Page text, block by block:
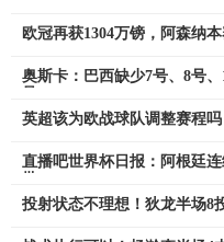
欧冠再获1304万镑，阿森纳
奥斯卡：巴西缺少7号、8号
英超该为欧战球队调整赛程
直播吧世界杯日报：阿根廷
投射状态不理想！狄龙半场8